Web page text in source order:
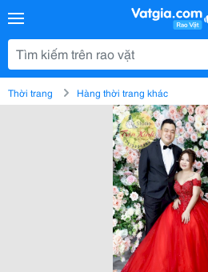
Thời trang Hàng thời trang khác